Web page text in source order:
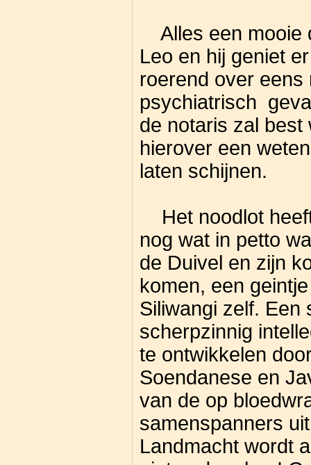
Alles een mooie
Leo en hij geniet
roerend over
psychiatrisch
de notaris zal best
hierover een
laten schijnen.
Het noodlot
nog wat in petto
de Duivel en zijn
komen, een
Siliwangi zelf. Een
scherpzinnig
te ontwikkelen
Soendanese en
van de op
samenspanners
Landmacht wordt